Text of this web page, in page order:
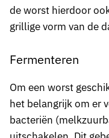
de worst hierdoor
grillige vorm van de
Fermenteren
Om een worst
het belangrijk om er
bacteriën